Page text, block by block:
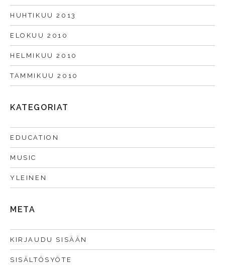
HUHTIKUU 2013
ELOKUU 2010
HELMIKUU 2010
TAMMIKUU 2010
KATEGORIAT
EDUCATION
MUSIC
YLEINEN
META
KIRJAUDU SISÄÄN
SISÄLTÖSYÖTE